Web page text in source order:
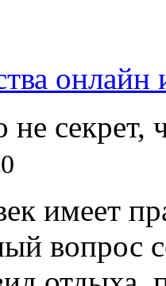
онлайн
не
имеет
вопрос